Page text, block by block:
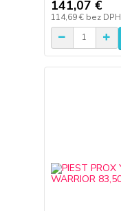
141,07 €
114,69 € bez DPH